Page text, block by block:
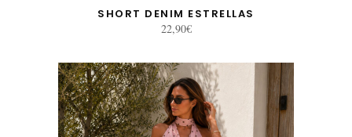
SHORT DENIM ESTRELLAS
22,90€
Este producto tiene múltiples variantes. Las opciones se pueden elegir en la página de producto